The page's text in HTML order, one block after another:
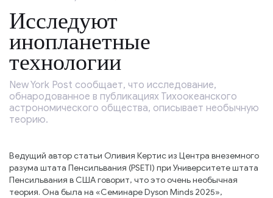
Исследуют
инопланетные
технологии
New York Post сообщает, что исследование,
обнародованное в публикациях Тихоокеанского
астрономического общества, описывает необычную
теорию.
Ведущий автор статьи Оливия Кертис из Центра внеземного
разума штата Пенсильвания (PSETI) при Университете штата
Пенсильвания в США говорит, что это очень необычная
теория. Она была на «Семинаре Dyson Minds 2025»,